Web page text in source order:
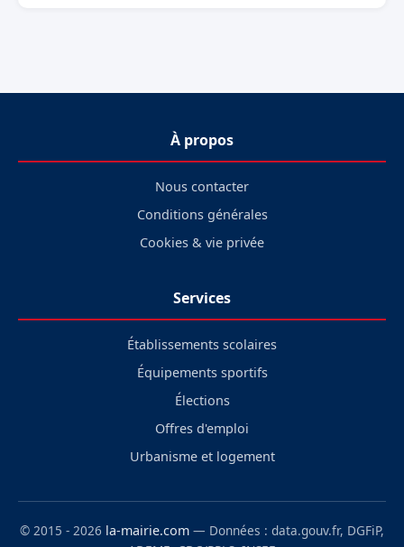
À propos
Nous contacter
Conditions générales
Cookies & vie privée
Services
Établissements scolaires
Équipements sportifs
Élections
Offres d'emploi
Urbanisme et logement
© 2015 - 2026 la-mairie.com — Données : data.gouv.fr, DGFiP,